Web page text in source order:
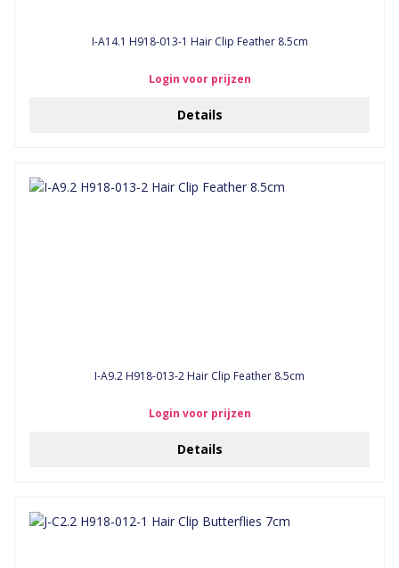
I-A14.1 H918-013-1 Hair Clip Feather 8.5cm
Login voor prijzen
Details
I-A9.2 H918-013-2 Hair Clip Feather 8.5cm
Login voor prijzen
Details